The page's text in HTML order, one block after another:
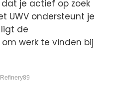
je actief op zoek
UWV ondersteunt je
de
om werk te vinden bij